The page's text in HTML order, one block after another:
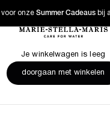
voor onze Summer Cadeausbij
Marie-Stella-Maris
Je winkelwagen is leeg
doorgaan met winkelen